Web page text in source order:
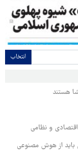
انتخاب
هستند
اقتصادی و نظامی
باید از هوش مصنوعی